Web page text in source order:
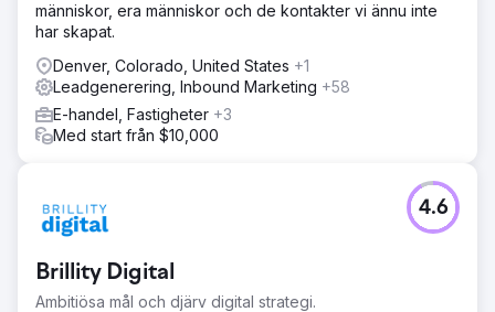
människor, era människor och de kontakter vi ännu inte
har skapat.
Denver, Colorado, United States +1
Leadgenerering, Inbound Marketing +58
E-handel, Fastigheter +3
Med start från $10,000
Brillity Digital
Ambitiösa mål och djärv digital strategi.
4.6